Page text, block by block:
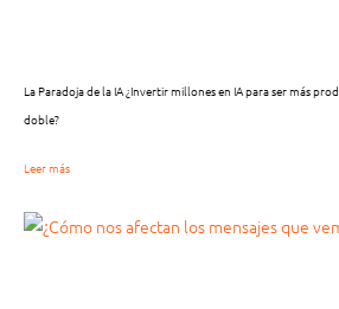
La Paradoja de la IA ¿Invertir millones en IA para ser más
doble?
Leer más